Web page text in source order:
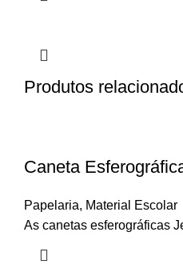
Produtos
Caneta
Papelaria, Material Escolar
As canetas esferográficas